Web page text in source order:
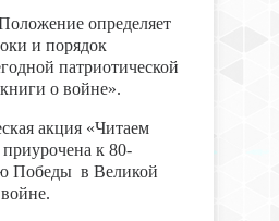
определяет
и порядок
патриотической
о войне».
акция «Читаем
к 80-
Победы в Великой